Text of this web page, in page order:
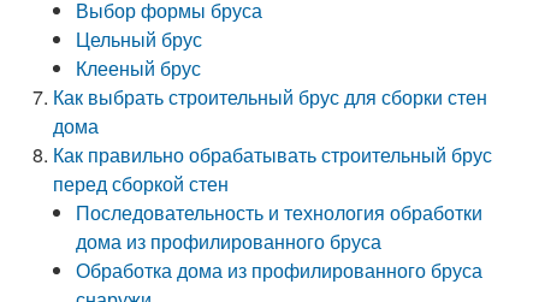
Выбор формы бруса
Цельный брус
Клееный брус
Как выбрать строительный брус для сборки стен
дома
Как правильно обрабатывать строительный брус
перед сборкой стен
Последовательность и технология обработки
дома из профилированного бруса
Обработка дома из профилированного бруса